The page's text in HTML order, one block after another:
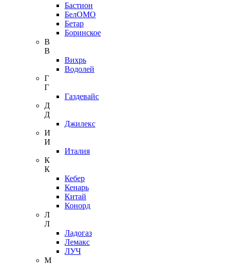
Бастион
БелОМО
Бетар
Боринское
В
В
Вихрь
Водолей
Г
Г
Газдевайс
Д
Д
Джилекс
И
И
Италия
К
К
Кебер
Кенарь
Китай
Конорд
Л
Л
Ладогаз
Лемакс
ЛУЧ
М